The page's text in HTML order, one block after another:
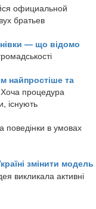
официальной
братьев
— що відомо
найпростіше та
Хоча процедура
існують
поведінки в умовах
змінити модель
викликала активні